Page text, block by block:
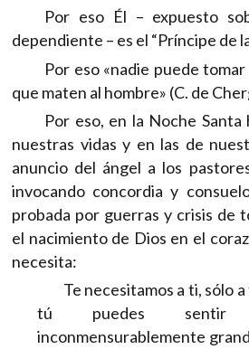
Por eso Él – expuesto
dependiente – es el “Príncipe de
Por eso «nadie puede
que maten al hombre» (C. de
Por eso, en la Noche Santa
nuestras vidas y en las de
anuncio del ángel a los
invocando concordia y
probada por guerras y crisis de
el nacimiento de Dios en el
necesita:
Te necesitamos a ti, sólo
tú puedes sentir
inconmensurablemente